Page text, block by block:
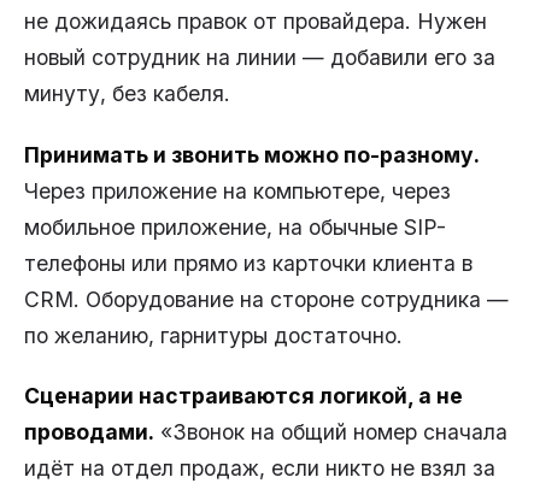
не дожидаясь правок от провайдера. Нужен
новый сотрудник на линии — добавили его за
минуту, без кабеля.
Принимать и звонить можно по-разному.
Через приложение на компьютере, через
мобильное приложение, на обычные SIP-
телефоны или прямо из карточки клиента в
CRM. Оборудование на стороне сотрудника —
по желанию, гарнитуры достаточно.
Сценарии настраиваются логикой, а не
проводами. «Звонок на общий номер сначала
идёт на отдел продаж, если никто не взял за